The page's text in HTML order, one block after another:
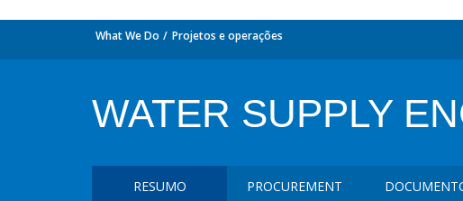
What We Do Projetos e operações
WATER SUPPLY
RESUMO PROCUREMENT